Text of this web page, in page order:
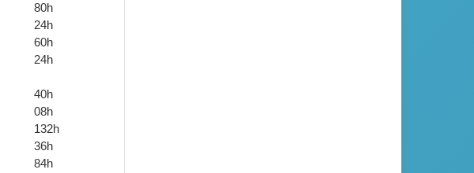
80h
24h
60h
24h
40h
08h
132h
36h
84h